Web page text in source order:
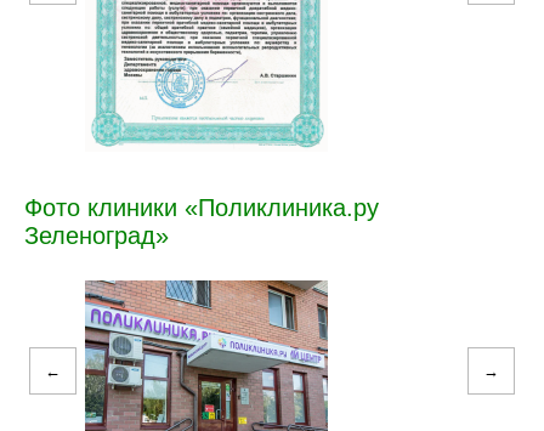
Фото клиники «Поликлиника.ру
Зеленоград»
← →